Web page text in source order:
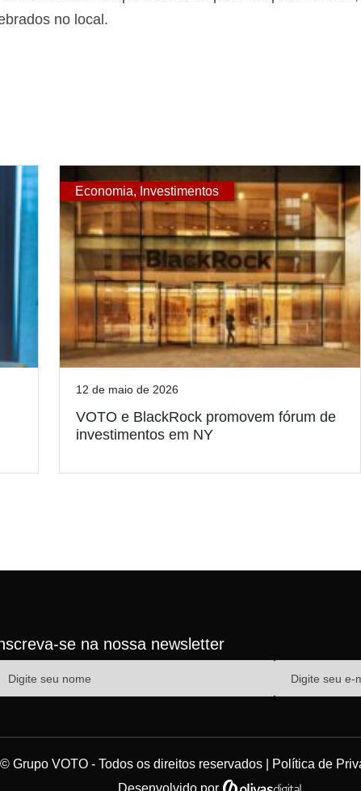
no local.
Economia, Investimentos
12 de maio de 2026
VOTO e BlackRock promovem fórum de
investimentos em NY
se na nossa newsletter
© Grupo VOTO - Todos os direitos reservados |
Política de